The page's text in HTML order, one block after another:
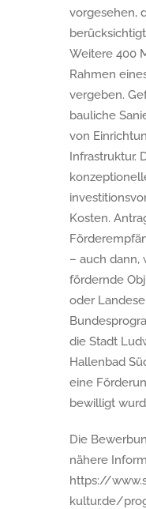
vorgesehen,
Weitere 400
Rahmen
vergeben.
bauliche
von
Infrastruktur.
Kosten.
– auch dann,
fördernde
oder
die Stadt
Hallenbad
eine
bewilligt
Die
nähere
https://
kultur.de/